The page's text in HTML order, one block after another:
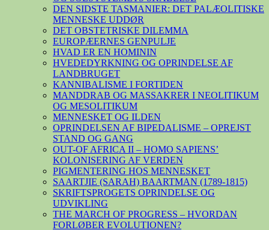
DEN SIDSTE TASMANIER: DET PALÆOLITISKE
MENNESKE UDDØR
DET OBSTETRISKE DILEMMA
EUROPÆERNES GENPULJE
HVAD ER EN HOMININ
HVEDEDYRKNING OG OPRINDELSE AF
LANDBRUGET
KANNIBALISME I FORTIDEN
MANDDRAB OG MASSAKRER I NEOLITIKUM
OG MESOLITIKUM
MENNESKET OG ILDEN
OPRINDELSEN AF BIPEDALISME – OPREJST
STAND OG GANG
OUT-OF AFRICA II – HOMO SAPIENS’
KOLONISERING AF VERDEN
PIGMENTERING HOS MENNESKET
SAARTJIE (SARAH) BAARTMAN (1789-1815)
SKRIFTSPROGETS OPRINDELSE OG
UDVIKLING
THE MARCH OF PROGRESS – HVORDAN
FORLØBER EVOLUTIONEN?